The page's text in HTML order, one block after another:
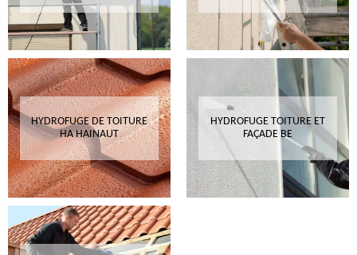
HYDROFUGE DE TOITURE
HA HAINAUT
HYDROFUGE TOITURE ET
FAÇADE BE